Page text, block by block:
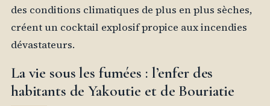
des conditions climatiques de plus en plus sèches,
créent un cocktail explosif propice aux incendies
dévastateurs.
La vie sous les fumées : l’enfer des
habitants de Yakoutie et de Bouriatie